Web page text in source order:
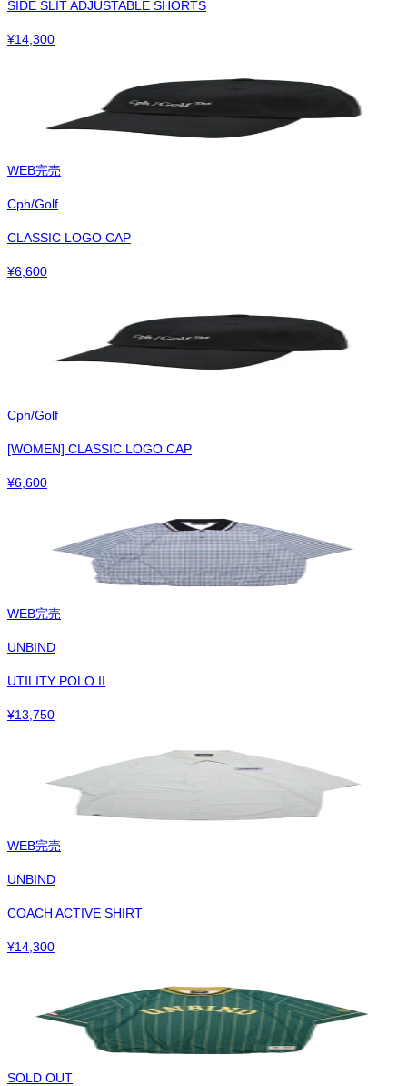
SIDE SLIT ADJUSTABLE SHORTS
¥14,300
WEB完売
Cph/Golf
CLASSIC LOGO CAP
¥6,600
Cph/Golf
[WOMEN] CLASSIC LOGO CAP
¥6,600
WEB完売
UNBIND
UTILITY POLO II
¥13,750
WEB完売
UNBIND
COACH ACTIVE SHIRT
¥14,300
SOLD OUT